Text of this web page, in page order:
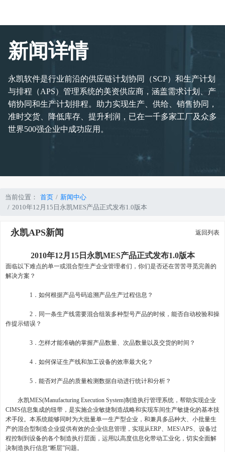
新闻详情
永凯软件是行业前沿的供应链计划协同（SCP）和生产计划
与排程（APS）管理系统的美资供应商，涵盖需求计划、产
销协同和生产计划排程。助力实现生产、供给、销售协同，
准时交货、降低库存、提升利润，已在一千多家工厂及众多
世界500强企业中成功应用。
当前位置： 首页
新闻中心
2010年12月15日永凯MES产品正式发布1.0版本
永凯APS新闻 返回列表
2010年12月15日永凯MES产品正式发布1.0版本
面临以下难点的单一或混合型生产企业管理者们，你们是否还在苦苦寻觅完善的
解决方案？
1．如何根据产品号码追溯产品生产过程信息？
2．同一条生产线需要混合组装多种型号产品的时候，能否自动校验和操
作提示错误？
3．怎样才能准确的掌握产品数量、次品数量以及交货的时间？
4．如何保证生产线和加工设备的效率最大化？
5．能否对产品的质量检测数据自动进行统计和分析？
永凯MES(Manufacturing Execution System)制造执行管理系统，帮助实现企业
CIMS信息集成的纽带，是实施企业敏捷制造战略和实现车间生产敏捷化的基本技
术手段。本系统能够同时为大批量单一生产型企业，和兼具多品种大、小批量生
产的混合型制造企业提供有效的企业信息管理，实现从ERP、MES\APS、设备过
程控制到设备的各个制造执行层面，运用以高度信息化带动工业化，切实全面解
决制造执行信息“断层”问题。